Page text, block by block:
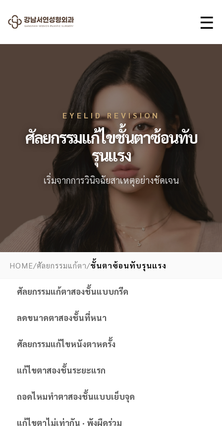
☰
EYELID REVISION
ศัลยกรรมแก้ไขชั้นตาซ้อนทับ
รุนแรง
เริ่มจากการวินิจฉัยสาเหตุอย่างชัดเจน
HOME/ศัลยกรรมแก้ตา/ชั้นตาซ้อนทับรุนแรง
ศัลยกรรมแก้ตาสองชั้นแบบกรีด
ลดขนาดตาสองชั้นที่หนา
ศัลยกรรมแก้ไขหนังตาหดรั้ง
แก้ไขตาสองชั้นระยะแรก
ถอดไหมทำตาสองชั้นแบบเย็บจุด
แก้ไขตาไม่เท่ากัน · พังผืดร่วม